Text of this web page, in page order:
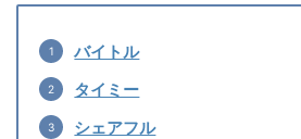
バイトル
タイミー
シェアフル